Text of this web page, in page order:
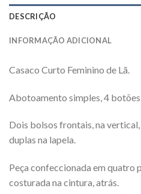
DESCRIÇÃO
INFORMAÇÃO ADICIONAL
Casaco Curto Feminino de Lã.
Abotoamento simples, 4
Dois bolsos frontais, na
duplas na lapela.
Peça confeccionada em quatro
costurada na cintura, atrás.